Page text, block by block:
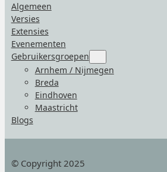
Algemeen
Versies
Extensies
Evenementen
Gebruikersgroepen
for
“Gebruikersgroepen”
Arnhem / Nijmegen
Breda
Eindhoven
Maastricht
Blogs
© Copyright 2025